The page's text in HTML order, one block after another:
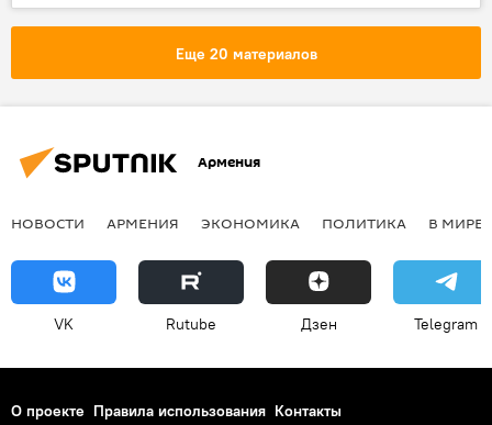
Виген Акопян
карабахское урегулирование
Еще 20 материалов
Армения
НОВОСТИ АРМЕНИЯ ЭКОНОМИКА ПОЛИТИКА В МИРЕ
VK Rutube Дзен Telegram
О проекте Правила использования Контакты